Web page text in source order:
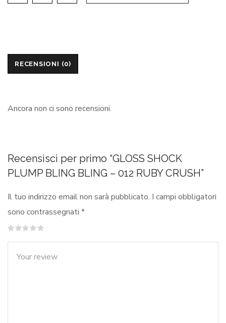
RECENSIONI (0)
Ancora non ci sono recensioni.
Recensisci per primo “GLOSS SHOCK
PLUMP BLING BLING – 012 RUBY CRUSH”
Il tuo indirizzo email non sarà pubblicato. I campi obbligatori
sono contrassegnati *